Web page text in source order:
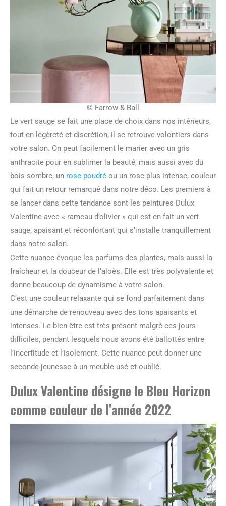
© Farrow & Ball
Le vert sauge se fait une place de choix dans nos intérieurs,
tout en légèreté et discrétion, il se retrouve volontiers dans
votre salon. On peut facilement le marier avec un gris
anthracite pour en sublimer la beauté, mais aussi avec du
bois sombre, un rose poudré ou un rose plus intense, couleur
qui fait un retour remarqué dans notre déco. Les premiers à
se lancer dans cette tendance sont les peintures Dulux
Valentine avec « rameau d’olivier » qui est en fait un vert
sauge, apaisant et réconfortant qui s’installe tranquillement
dans notre salon.
Cette nuance évoque les parfums des plantes, mais aussi la
fraîcheur et la douceur de l’aloès. Elle est très polyvalente et
donne beaucoup de dynamisme à votre salon.
C’est une couleur relaxante qui se fond parfaitement dans
une démarche de renouveau avec des tons apaisants et
intenses. Le bien-être est très présent malgré ces jours
difficiles, pendant lesquels nous avons été ballottés entre
l’incertitude et l’isolement. Cette nuance peut donner une
seconde jeunesse à un meuble usé et oublié.
Dulux Valentine désigne le Bleu Horizon
comme couleur de l’année 2022